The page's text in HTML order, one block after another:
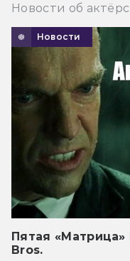
Новости об
Новости
Пятая
Bros.